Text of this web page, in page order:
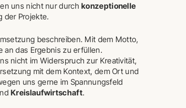
uns nicht nur durchkonzeptionelle
der Projekte.
beschreiben. Mit dem Motto,
an das Ergebnis zu erfüllen.
nicht im Widerspruch zur Kreativität,
mit dem Kontext, dem Ort und
uns gerne im Spannungsfeld
Kreislaufwirtschaft.